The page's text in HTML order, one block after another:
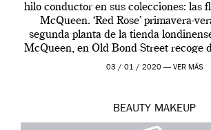
hilo conductor en sus colecciones: las
McQueen. ‘Red Rose’ primavera-
segunda planta de la tienda
McQueen, en Old Bond Street recoge
de 2019 hasta final de abril
03 / 01 / 2020 — VER MÁS
BEAUTY MAKEUP